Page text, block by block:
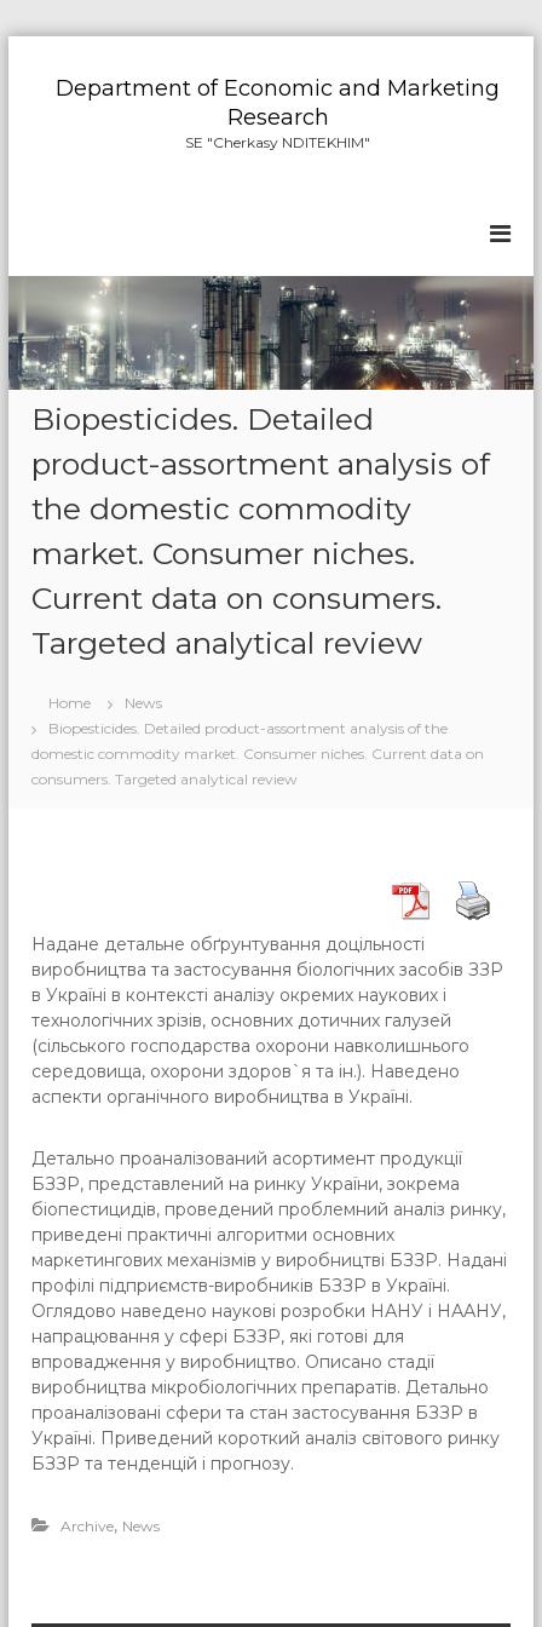
t
n
t
Department of Economic and Marketing
Research
SE "Cherkasy NDITEKHIM"
Biopesticides. Detailed
product-assortment analysis of
the domestic commodity
market. Consumer niches.
Current data on consumers.
Targeted analytical review
Home
News
Biopesticides. Detailed product-assortment analysis of the
domestic commodity market. Consumer niches. Current data on
consumers. Targeted analytical review
Надане детальне обґрунтування доцільності
виробництва та застосування біологічних засобів ЗЗР
в Україні в контексті аналізу окремих наукових і
технологічних зрізів, основних дотичних галузей
(сільського господарства охорони навколишнього
середовища, охорони здоров`я та ін.). Наведено
аспекти органічного виробництва в Україні.
Детально проаналізований асортимент продукції
БЗЗР, представлений на ринку України, зокрема
біопестицидів, проведений проблемний аналіз ринку,
приведені практичні алгоритми основних
маркетингових механізмів у виробництві БЗЗР. Надані
профілі підприємств-виробників БЗЗР в Україні.
Оглядово наведено наукові розробки НАНУ і НААНУ,
напрацювання у сфері БЗЗР, які готові для
впровадження у виробництво. Описано стадії
виробництва мікробіологічних препаратів. Детально
проаналізовані сфери та стан застосування БЗЗР в
Україні. Приведений короткий аналіз світового ринку
БЗЗР та тенденцій і прогнозу.
Archive, News